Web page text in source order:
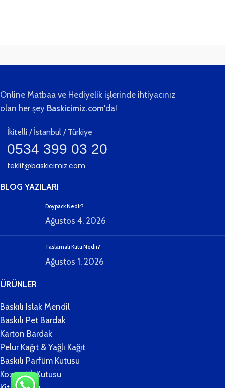
Online Matbaa ve Hediyelik işlerinde ihtiyacınız
olan her şey Baskicimiz.com'da!
İkitelli / İstanbul / Türkiye
0534 399 03 20
teklif@baskicimiz.com
BLOG YAZILARI
Doypack Nedir?
Ağustos 4, 2026
Taslamalı Kutu Nedir?
Ağustos 1, 2026
ÜRÜNLER
Baskılı Islak Mendil
Baskılı Pet Bardak
Karton Bardak
Pelur Kağıt & Yağlı Kağıt
Baskılı Parfüm Kutusu
Kozmetik Kutusu